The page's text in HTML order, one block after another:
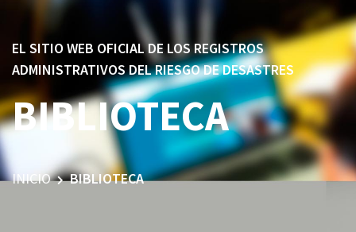
EL SITIO WEB OFICIAL DE LOS REGISTROS
ADMINISTRATIVOS DEL RIESGO DE DESASTRES
BIBLIOTECA
INICIO BIBLIOTECA